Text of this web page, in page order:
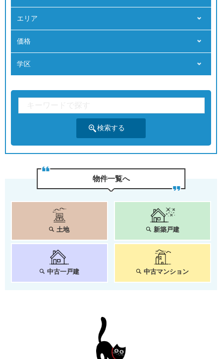
エリア
価格
学区
物件⼀覧へ
土地 新築戸建
中古一戸建 中古マンション